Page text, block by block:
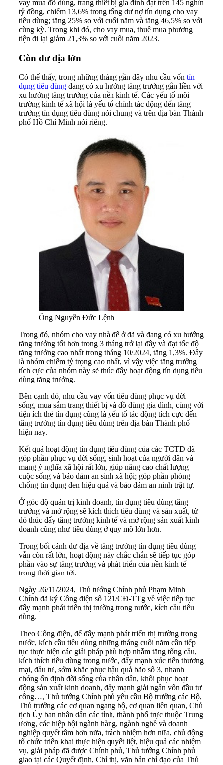
vay mua đồ dùng, trang thiết bị gia đình đạt trên 145 nghìn
tỷ đồng, chiếm 13,6% trong tổng dư nợ tín dụng cho vay
tiêu dùng; tăng 25% so với cuối năm và tăng 46,5% so với
cùng kỳ. Trong khi đó, cho vay mua, thuê mua phương
tiện đi lại giảm 21,3% so với cuối năm 2023.
Còn dư địa lớn
Có thể thấy, trong những tháng gần đây nhu cầu vốn tín
dụng tiêu dùng đang có xu hướng tăng trưởng gắn liền với
xu hướng tăng trưởng của nền kinh tế. Các yếu tố môi
trường kinh tế xã hội là yếu tố chính tác động đến tăng
trưởng tín dụng tiêu dùng nói chung và trên địa bàn Thành
phố Hồ Chí Minh nói riêng.
Ông Nguyễn Đức Lệnh
Trong đó, nhóm cho vay nhà để ở đã và đang có xu hướng
tăng trưởng tốt hơn trong 3 tháng trở lại đây và đạt tốc độ
tăng trưởng cao nhất trong tháng 10/2024, tăng 1,3%. Đây
là nhóm chiếm tỷ trọng cao nhất, vì vậy việc tăng trưởng
tích cực của nhóm này sẽ thúc đẩy hoạt động tín dụng tiêu
dùng tăng trưởng.
Bên cạnh đó, nhu cầu vay vốn tiêu dùng phục vụ đời
sống, mua sắm trang thiết bị và đồ dùng gia đình, cùng với
tiện ích thẻ tín dụng cũng là yếu tố tác động tích cực đến
tăng trưởng tín dụng tiêu dùng trên địa bàn Thành phố
hiện nay.
Kết quả hoạt động tín dụng tiêu dùng của các TCTD đã
góp phần phục vụ đời sống, sinh hoạt của người dân và
mang ý nghĩa xã hội rất lớn, giúp nâng cao chất lượng
cuộc sống và bảo đảm an sinh xã hội; góp phần phòng
chống tín dụng đen hiệu quả và bảo đảm an ninh trật tự.
Ở góc độ quản trị kinh doanh, tín dụng tiêu dùng tăng
trưởng và mở rộng sẽ kích thích tiêu dùng và sản xuất, từ
đó thúc đẩy tăng trưởng kinh tế và mở rộng sản xuất kinh
doanh cũng như tiêu dùng ở quy mô lớn hơn.
Trong bối cảnh dư địa về tăng trưởng tín dụng tiêu dùng
vẫn còn rất lớn, hoạt động này chắc chắn sẽ tiếp tục góp
phần vào sự tăng trưởng và phát triển của nền kinh tế
trong thời gian tới.
Ngày 26/11/2024, Thủ tướng Chính phủ Phạm Minh
Chính đã ký Công điện số 121/CĐ-TTg về việc tiếp tục
đẩy mạnh phát triển thị trường trong nước, kích cầu tiêu
dùng.
Theo Công điện, để đẩy mạnh phát triển thị trường trong
nước, kích cầu tiêu dùng những tháng cuối năm cần tiếp
tục thực hiện các giải pháp phù hợp nhằm tăng tổng cầu,
kích thích tiêu dùng trong nước, đẩy mạnh xúc tiến thương
mại, đầu tư, sớm khắc phục hậu quả bão số 3, nhanh
chóng ổn định đời sống của nhân dân, khôi phục hoạt
động sản xuất kinh doanh, đẩy mạnh giải ngân vốn đầu tư
công…, Thủ tướng Chính phủ yêu cầu Bộ trưởng các Bộ,
Thủ trưởng các cơ quan ngang bộ, cơ quan liên quan, Chủ
tịch Ủy ban nhân dân các tỉnh, thành phố trực thuộc Trung
ương, các hiệp hội ngành hàng, ngành nghề và doanh
nghiệp quyết tâm hơn nữa, trách nhiệm hơn nữa, chủ động
tổ chức triển khai thực hiện quyết liệt, hiệu quả các nhiệm
vụ, giải pháp đã được Chính phủ, Thủ tướng Chính phủ
giao tại các Quyết định, Chỉ thị, văn bản chỉ đạo của Thủ